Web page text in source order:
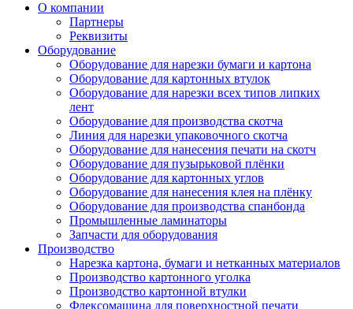
О компании
Партнеры
Реквизиты
Оборудование
Оборудование для нарезки бумаги и картона
Оборудование для картонных втулок
Оборудование для нарезки всех типов липких
лент
Оборудование для производства скотча
Линия для нарезки упаковочного скотча
Оборудование для нанесения печати на скотч
Оборудование для пузырьковой плёнки
Оборудование для картонных углов
Оборудование для нанесения клея на плёнку
Оборудование для производства спанбонда
Промышленные ламинаторы
Запчасти для оборудования
Производство
Нарезка картона, бумаги и нетканных материалов
Производство картонного уголка
Производство картонной втулки
Флексомашина для поверхностной печати